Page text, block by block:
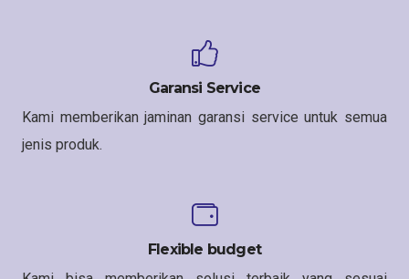
Garansi Service
Kami memberikan jaminan garansi service untuk semua
jenis produk.
Flexible budget